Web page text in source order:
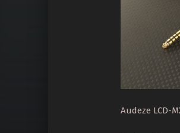
Audeze LCD-